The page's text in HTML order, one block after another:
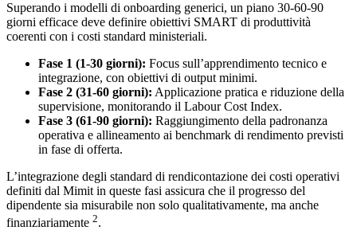
Superando i modelli di onboarding generici, un piano 30-60-90
giorni efficace deve definire obiettivi SMART di produttività
coerenti con i costi standard ministeriali.
Fase 1 (1-30 giorni): Focus sull’apprendimento tecnico e
integrazione, con obiettivi di output minimi.
Fase 2 (31-60 giorni): Applicazione pratica e riduzione della
supervisione, monitorando il Labour Cost Index.
Fase 3 (61-90 giorni): Raggiungimento della padronanza
operativa e allineamento ai benchmark di rendimento previsti
in fase di offerta.
L’integrazione degli standard di rendicontazione dei costi operativi
definiti dal Mimit in queste fasi assicura che il progresso del
dipendente sia misurabile non solo qualitativamente, ma anche
finanziariamente 2.